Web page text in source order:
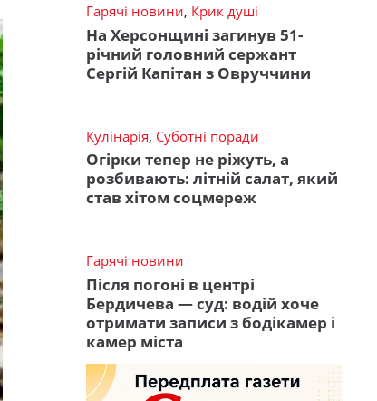
Гарячі новини, Крик душі
На Херсонщині загинув 51-
річний головний сержант
Сергій Капітан з Овруччини
Кулінарія, Суботні поради
Огірки тепер не ріжуть, а
розбивають: літній салат, який
став хітом соцмереж
Гарячі новини
Після погоні в центрі
Бердичева — суд: водій хоче
отримати записи з бодікамер і
камер міста